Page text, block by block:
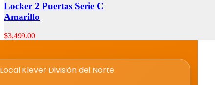
Locker 2 Puertas Serie C
Amarillo
$3,499.00